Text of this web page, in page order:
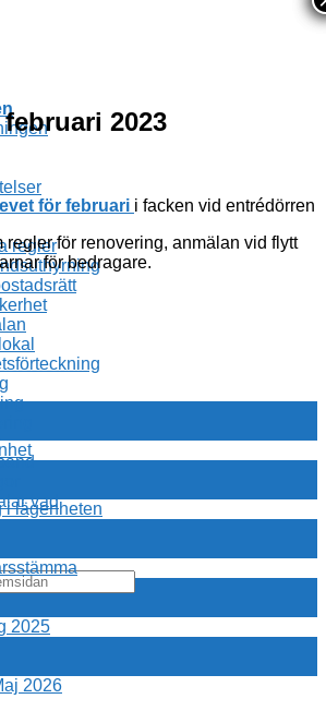
regler
vad
2023
för februari i facken vid entrédörren
regler för renovering, anmälan vid flytt
för bedragare.
i lägenheten
2025
2026